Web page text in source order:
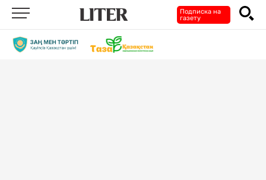
Подписка на
газету